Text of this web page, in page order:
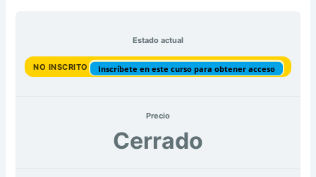
Estado actual
NO INSCRITO Inscríbete en este curso para obtener acceso
Precio
Cerrado